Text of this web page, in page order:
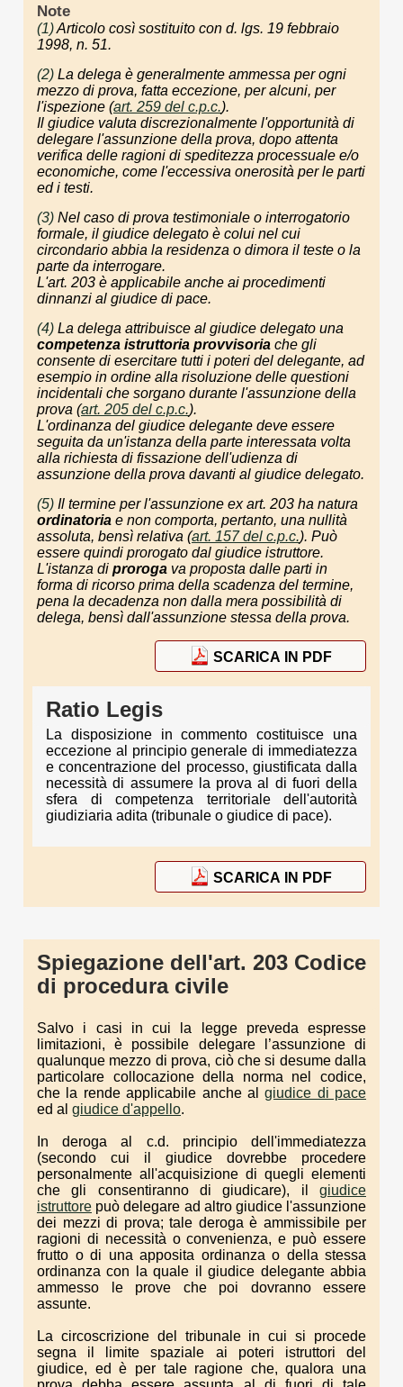
Note
(1)Articolo così sostituito con d. lgs. 19 febbraio
1998, n. 51.
(2) La delega è generalmente ammessa per ogni
mezzo di prova, fatta eccezione, per alcuni, per
l'ispezione (art. 259 del c.p.c.).
Il giudice valuta discrezionalmente l'opportunità di
delegare l'assunzione della prova, dopo attenta
verifica delle ragioni di speditezza processuale e/o
economiche, come l'eccessiva onerosità per le parti
ed i testi.
(3) Nel caso di prova testimoniale o interrogatorio
formale, il giudice delegato è colui nel cui
circondario abbia la residenza o dimora il teste o la
parte da interrogare.
L'art. 203 è applicabile anche ai procedimenti
dinnanzi al giudice di pace.
(4) La delega attribuisce al giudice delegato una
competenza istruttoria provvisoria che gli
consente di esercitare tutti i poteri del delegante, ad
esempio in ordine alla risoluzione delle questioni
incidentali che sorgano durante l'assunzione della
prova (art. 205 del c.p.c.).
L'ordinanza del giudice delegante deve essere
seguita da un'istanza della parte interessata volta
alla richiesta di fissazione dell'udienza di
assunzione della prova davanti al giudice delegato.
(5) Il termine per l'assunzione exart. 203 ha natura
ordinatoria e non comporta, pertanto, una nullità
assoluta, bensì relativa (art. 157 del c.p.c.). Può
essere quindi prorogato dal giudice istruttore.
L'istanza di proroga va proposta dalle parti in
forma di ricorso prima della scadenza del termine,
pena la decadenza non dalla mera possibilità di
delega, bensì dall'assunzione stessa della prova.
SCARICA IN PDF
Ratio Legis
La disposizione in commento costituisce una
eccezione al principio generale di immediatezza
e concentrazione del processo, giustificata dalla
necessità di assumere la prova al di fuori della
sfera di competenza territoriale dell'autorità
giudiziaria adita (tribunale o giudice di pace).
SCARICA IN PDF
Spiegazione dell'art. 203 Codice
di procedura civile
Salvo i casi in cui la legge preveda espresse
limitazioni, è possibile delegare l’assunzione di
qualunque mezzo di prova, ciò che si desume dalla
particolare collocazione della norma nel codice,
che la rende applicabile anche algiudice di pace
ed al giudice d'appello.
In deroga al c.d. principio dell'immediatezza
(secondo cui il giudice dovrebbe procedere
personalmente all'acquisizione di quegli elementi
che gli consentiranno di giudicare), il giudice
istruttore può delegare ad altro giudice l'assunzione
dei mezzi di prova; tale deroga è ammissibile per
ragioni di necessità o convenienza, e può essere
frutto o di una apposita ordinanza o della stessa
ordinanza con la quale il giudice delegante abbia
ammesso le prove che poi dovranno essere
assunte.
La circoscrizione del tribunale in cui si procede
segna il limite spaziale ai poteri istruttori del
giudice, ed è per tale ragione che, qualora una